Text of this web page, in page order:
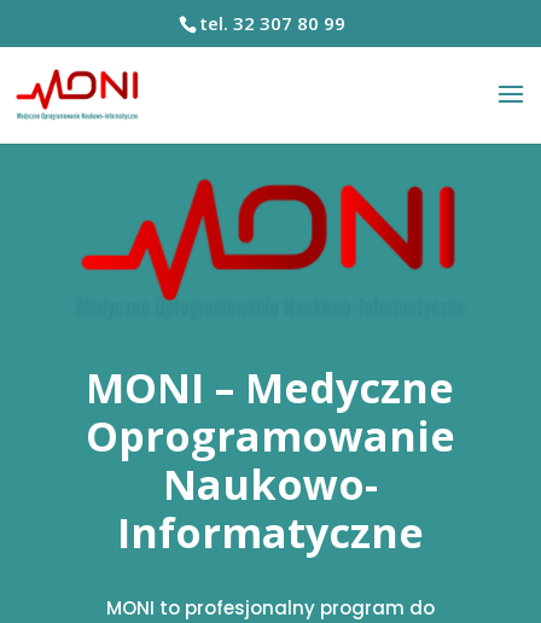
tel. 32 307 80 99
MONI – Medyczne
Oprogramowanie
Naukowo-
Informatyczne
MONI to profesjonalny program do